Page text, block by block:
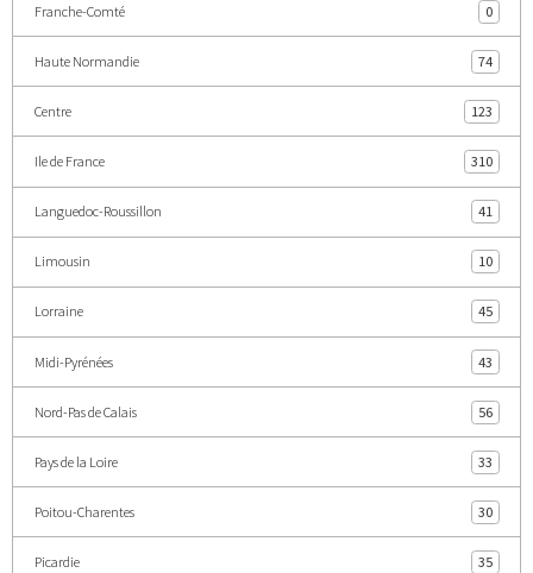
Franche-Comté 0
Haute Normandie 74
Centre 123
Ile de France 310
Languedoc-Roussillon 41
Limousin 10
Lorraine 45
Midi-Pyrénées 43
Nord-Pas de Calais 56
Pays de la Loire 33
Poitou-Charentes 30
Picardie 35